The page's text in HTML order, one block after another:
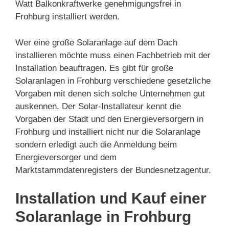
Watt Balkonkraftwerke genehmigungsfrei in
Frohburg installiert werden.
Wer eine große Solaranlage auf dem Dach
installieren möchte muss einen Fachbetrieb mit der
Installation beauftragen. Es gibt für große
Solaranlagen in Frohburg verschiedene gesetzliche
Vorgaben mit denen sich solche Unternehmen gut
auskennen. Der Solar-Installateur kennt die
Vorgaben der Stadt und den Energieversorgern in
Frohburg und installiert nicht nur die Solaranlage
sondern erledigt auch die Anmeldung beim
Energieversorger und dem
Marktstammdatenregisters der Bundesnetzagentur.
Installation und Kauf einer
Solaranlage in Frohburg